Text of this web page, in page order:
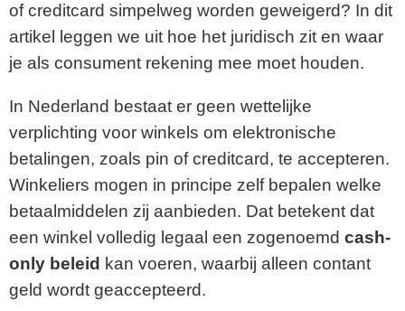
of creditcard simpelweg worden geweigerd? In dit
artikel leggen we uit hoe het juridisch zit en waar
je als consument rekening mee moet houden.
In Nederland bestaat er geen wettelijke
verplichting voor winkels om elektronische
betalingen, zoals pin of creditcard, te accepteren.
Winkeliers mogen in principe zelf bepalen welke
betaalmiddelen zij aanbieden. Dat betekent dat
een winkel volledig legaal een zogenoemd cash-
only beleid kan voeren, waarbij alleen contant
geld wordt geaccepteerd.